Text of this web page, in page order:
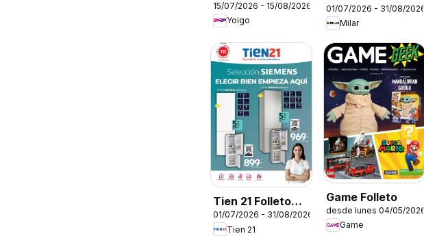
15/07/2026 - 15/08/2026
Yoigo
01/07/2026 - 31/08/2026
Milar
Tien 21 Folleto
Siemens
01/07/2026 - 31/08/2026
Tien 21
Game Folleto
desde lunes 04/05/2026
Game